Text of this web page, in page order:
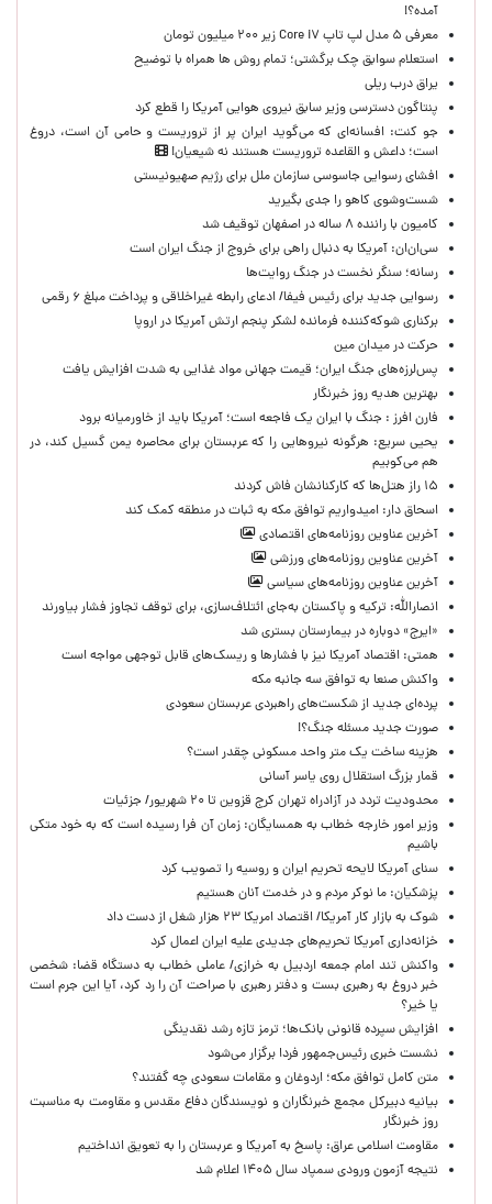
آمده؟!
معرفی ۵ مدل لپ تاپ Core i۷ زیر ۲۰۰ میلیون تومان
استعلام سوابق چک برگشتی؛ تمام روش ها همراه با توضیح
یراق درب ریلی
پنتاگون دسترسی وزیر سابق نیروی هوایی آمریکا را قطع کرد
جو کنت: افسانه‌ای که می‌گوید ایران پر از تروریست و حامی آن است، دروغ
است؛ داعش و القاعده تروریست هستند نه شیعیان!
افشای رسوایی جاسوسی سازمان ملل برای رژیم صهیونیستی
شست‌وشوی کاهو را جدی بگیرید
کامیون با راننده ۸ ساله در اصفهان توقیف شد
سی‌ان‌ان: آمریکا به دنبال راهی برای خروج از جنگ ایران است
رسانه؛ سنگر نخست در جنگ روایت‌ها
رسوایی جدید برای رئیس فیفا/ ادعای رابطه غیراخلاقی و پرداخت مبلغ ۶ رقمی
برکناری شوکه‌کننده فرمانده لشکر پنجم ارتش آمریکا در اروپا
حركت در ميدان مين
پس‌لرزه‌های جنگ ایران؛ قیمت جهانی مواد غذایی به شدت افزایش یافت
بهترین هدیه روز خبرنگار
فارن افرز : جنگ با ایران یک فاجعه است؛ آمریکا باید از خاورمیانه برود
یحیی سریع: هرگونه نیروهایی را که عربستان برای محاصره یمن گسیل کند، در
هم می‌کوبیم
۱۵ راز هتل‌ها که کارکنانشان فاش کردند
اسحاق دار: امیدواریم توافق مکه به ثبات در منطقه کمک کند
آخرین عناوین روزنامه‌های اقتصادی
آخرین عناوین روزنامه‌های ورزشی
آخرین عناوین روزنامه‌های سیاسی
انصارالله: ترکیه و پاکستان به‌جای ائتلاف‌سازی، برای توقف تجاوز فشار بیاورند
«ایرج» دوباره در بیمارستان بستری شد
همتی: اقتصاد آمریکا نیز با فشارها و ریسک‌های قابل توجهی مواجه است
واکنش صنعا به توافق سه جانبه مکه
پرده‌ای جدید از شکست‌های راهبردی عربستان سعودی
صورت جدید مسئله جنگ؟!
هزینه ساخت یک متر واحد مسکونی چقدر است؟
قمار بزرگ استقلال روی یاسر آسانی
محدودیت تردد در آزادراه تهران کرج قزوین تا ۲۰ شهریور/ جزئیات
وزیر امور خارجه خطاب به همسایگان: زمان آن فرا رسیده است که به خود متکی
باشیم
سنای آمریکا لایحه تحریم ایران و روسیه را تصویب کرد
پزشکیان: ما نوکر مردم و در خدمت آنان هستیم
شوک به بازار کار آمریکا/ اقتصاد امریکا ۲۳ هزار شغل از دست داد
خزانه‌داری آمریکا تحریم‌های جدیدی علیه ایران اعمال کرد
واکنش تند امام جمعه اردبیل به خرازی/ عاملی خطاب به دستگاه قضا: شخصی
خبر دروغ به رهبری بست و دفتر رهبری با صراحت آن را رد کرد، آیا این جرم است
یا خیر؟
افزایش سپرده قانونی بانک‌ها؛ ترمز تازه رشد نقدینگی
نشست خبری رئیس‌جمهور فردا برگزار می‌شود
متن کامل توافق مکه؛ اردوغان و مقامات سعودی چه گفتند؟
بیانیه دبیرکل مجمع خبرنگاران و نویسندگان دفاع مقدس و مقاومت به مناسبت
روز خبرنگار
مقاومت اسلامی عراق: پاسخ به آمریکا و عربستان را به تعویق انداختیم
نتیجه آزمون ورودی سمپاد سال ۱۴۰۵ اعلام شد